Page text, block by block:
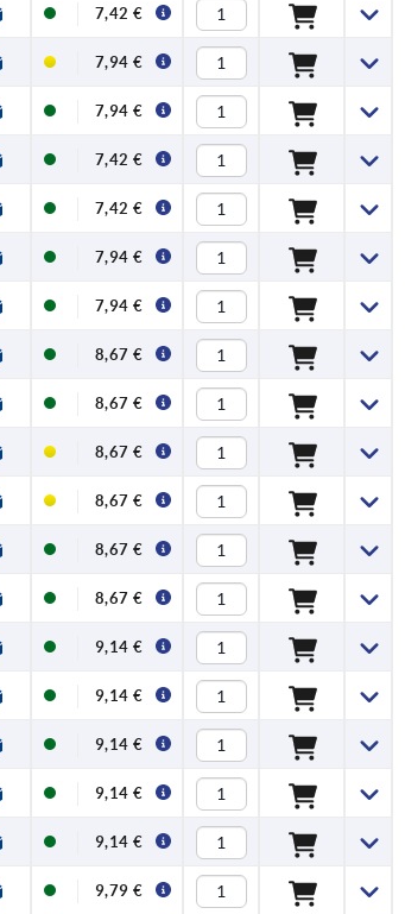
8 350
7,42 €
8 350
7,94 €
8 350
7,94 €
8 350
7,42 €
8 350
7,42 €
8 350
7,94 €
8 350
7,94 €
1,5 90
8,67 €
1,5 90
8,67 €
1,5 90
8,67 €
1,5 90
8,67 €
1,5 90
8,67 €
1,5 90
8,67 €
2,5 100
9,14 €
2,5 100
9,14 €
2,5 100
9,14 €
2,5 100
9,14 €
2,5 100
9,14 €
2,5 100
9,79 €